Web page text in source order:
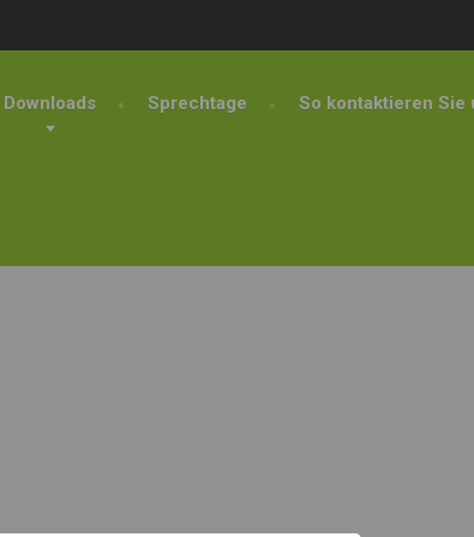
Downloads Sprechtage So kontaktieren Sie